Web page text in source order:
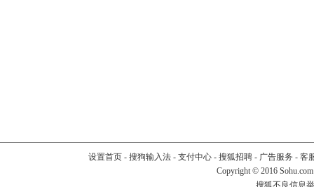
设置首页- 搜狗输入法- 支付中心- 搜狐招聘- 广告服务 - 客
Copyright © 2016
搜狐不良信息